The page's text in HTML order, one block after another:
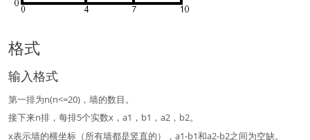
格式
输入格式
第一排为n(n<=20)，墙的数目。
接下来n排，每排5个实数x，a1，b1，a2，b2。
x表示墙的横坐标（所有墙都是竖直的），a1-b1和a2-b2之间为空缺。